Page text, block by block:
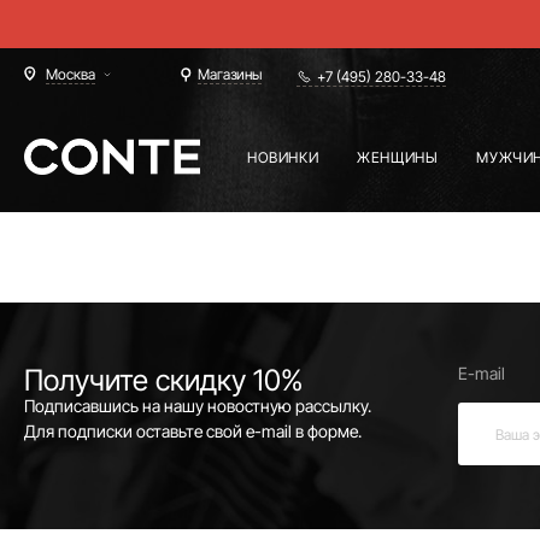
Москва Магазины +7 (495) 280-33-48
НОВИНКИ ЖЕНЩИНЫ
Получите скидку 10%
Подписавшись на нашу новостную рассылку.
Для подписки оставьте свой e-mail в форме.
E-mail